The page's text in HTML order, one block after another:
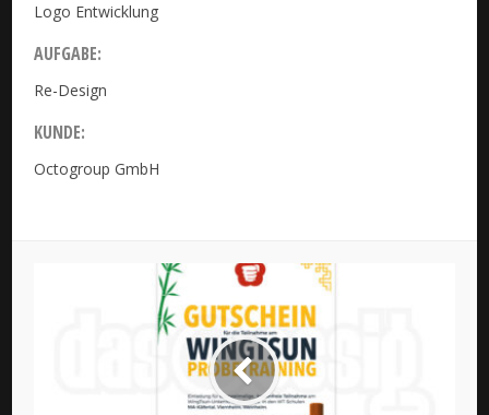
Logo Entwicklung
AUFGABE:
Re-Design
KUNDE:
Octogroup GmbH